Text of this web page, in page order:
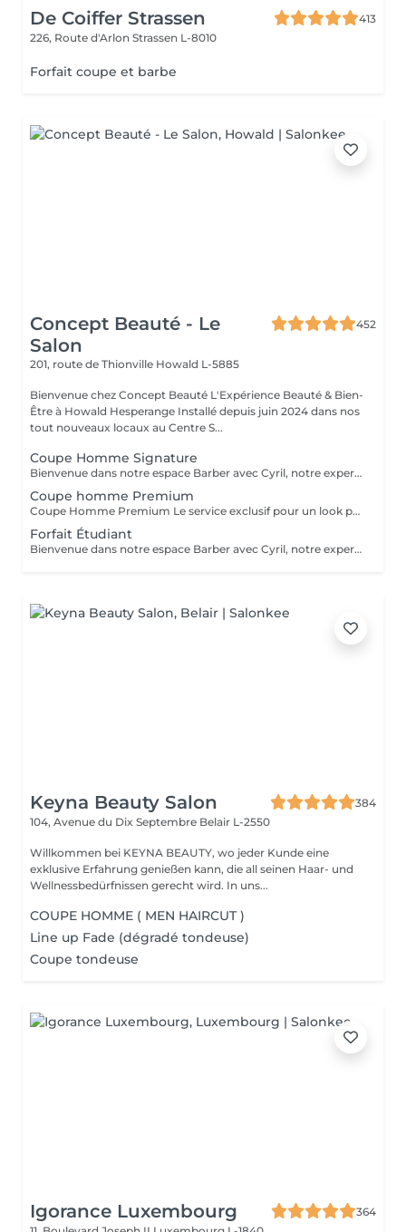
De Coiffer Strassen
413
226, Route d'Arlon Strassen L-8010
Forfait coupe et barbe
Concept Beauté - Le
Salon
452
201, route de Thionville Howald L-5885
Bienvenue chez Concept Beauté L'Expérience Beauté & Bien-
Être à Howald Hesperange Installé depuis juin 2024 dans nos
tout nouveaux locaux au Centre S...
Coupe Homme Signature
Bienvenue dans notre espace Barber avec Cyril, notre expert barbier. Nous accueillons notre clientèle masculine dans un espace Barber élégant et moderne, où Cyril, notre barbier, met son expertise au service de votre style. Que ce soit pour une coupe de cheveux impeccable ou un soin de barbe sur mesure, chaque prestation est réalisée avec précision et savoir-faire, dans une ambiance conviviale et raffinée. Coupe homme classique Une coupe réalisée aux ciseaux et à la tondeuse, adaptée à votre morphologie et à votre style. Cyril prendra le temps d'analyser votre implantation capillaire et votre type de cheveux pour un résultat structuré et naturel. La prestation inclut un shampooing et un coiffage soigné.
Coupe homme Premium
Coupe Homme Premium Le service exclusif pour un look parfait Notre Coupe Homme Premium est une prestation haut de gamme, pensée pour les hommes qui souhaitent une coupe soignée, parfaitement adaptée à leur style et à leur morphologie. Ce que comprend la Coupe Homme Premium : Diagnostic personnalisé : Cyril analyse votre type de cheveux, votre implantation capillaire et la forme de votre visage pour vous proposer une coupe sur mesure. Shampooing relaxant : Un soin lavant adapté à votre cuir chevelu et à votre type de cheveux, pour une sensation de fraîcheur et de bien-être. Coupe aux ciseaux & tondeuse : Une coupe réalisée avec précision et technique, pour un rendu naturel, structuré et facile à coiffer au quotidien. Coiffage & conseils : Mise en forme avec des produits adaptés (cire, pommade, poudre coiffante) et conseils personnalisés pour entretenir votre coupe à la maison. Finition soignée : Travail des contours, des pattes et de la nuque pour une allure nette et impeccable. Idéale pour ceux qui recherchent une coupe élégante, moderne et facile à entretenir. Nous accueillons notre clientèle masculine dans un espace Barber élégant et moderne, où Cyril, notre barbier, met son expertise au service de votre style. Chaque prestation est réalisée avec précision et savoir-faire, dans une ambiance conviviale et raffinée. Prenez rendez-vous et profitez d'un moment privilégié dans notre espace Barber.
Forfait Étudiant
Bienvenue dans notre espace Barber avec Cyril, notre expert barbier Nous accueillons notre clientèle masculine dans un espace Barber élégant et moderne, où Cyril, notre barbier, met son expertise au service de votre style. Que ce soit pour une coupe de cheveux impeccable ou un soin de barbe sur mesure, chaque prestation est réalisée avec précision et savoir-faire, dans une ambiance conviviale et raffinée. Forfait étudiant Une coupe tendance et personnalisée à tarif réduit pour les étudiants, avec un shampooing et un coiffage compris. Cyril vous conseille sur les coupes les plus adaptées à votre style et votre personnalité.
Keyna Beauty Salon
384
104, Avenue du Dix Septembre Belair L-2550
Willkommen bei KEYNA BEAUTY, wo jeder Kunde eine
exklusive Erfahrung genießen kann, die all seinen Haar- und
Wellnessbedürfnissen gerecht wird. In uns...
COUPE HOMME ( MEN HAIRCUT )
Line up Fade (dégradé tondeuse)
Coupe tondeuse
Igorance Luxembourg
364